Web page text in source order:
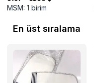
MSM: 1 birim
En üst sıralama